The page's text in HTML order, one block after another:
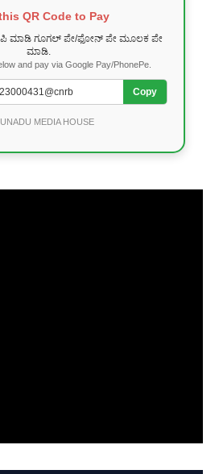
QR Code to Pay
ಮಾಡಿ ಗೂಗಲ್ ಪೇ/ಫೋನ್ ಪೇ ಮೂಲಕ ಪೇ
ಮಾಡಿ.
and pay via Google Pay/PhonePe.
Copy
MEDIA HOUSE